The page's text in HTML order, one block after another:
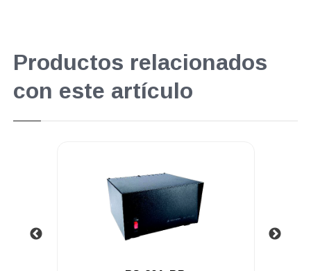
Productos relacionados
con este artículo